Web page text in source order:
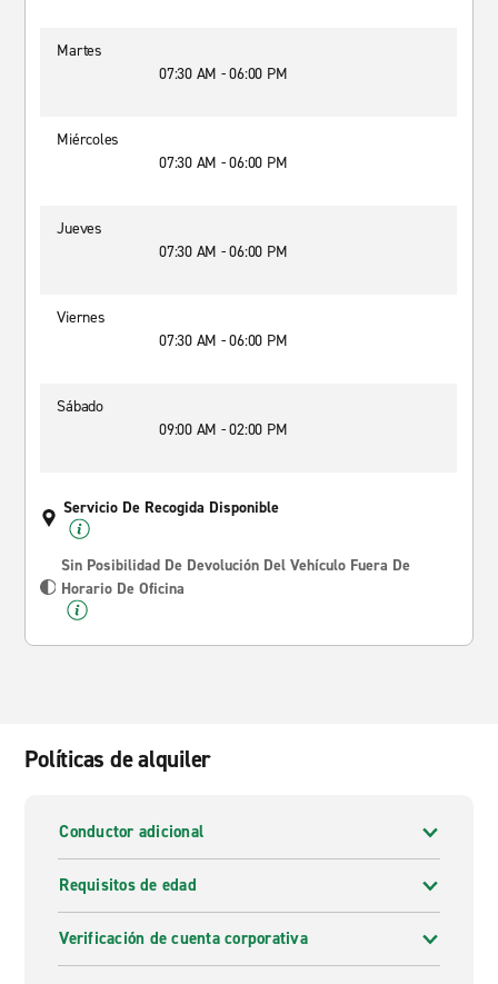
Martes
07:30 AM - 06:00 PM
Miércoles
07:30 AM - 06:00 PM
Jueves
07:30 AM - 06:00 PM
Viernes
07:30 AM - 06:00 PM
Sábado
09:00 AM - 02:00 PM
Servicio De Recogida Disponible
Sin Posibilidad De Devolución Del Vehículo Fuera De
Horario De Oficina
Políticas de alquiler
Conductor adicional
Requisitos de edad
Verificación de cuenta corporativa